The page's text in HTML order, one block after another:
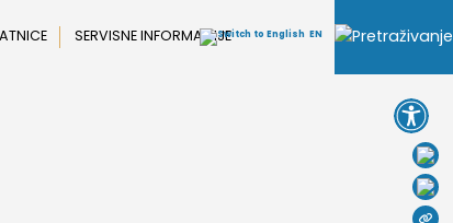
SERVISNE INFORMACIJE EN